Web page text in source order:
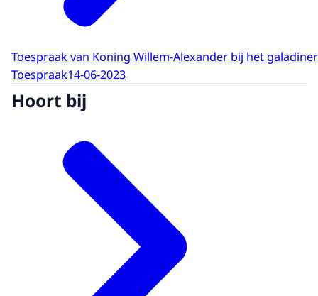
Toespraak van Koning Willem-Alexander bij het
Toespraak14-06-2023
Hoort bij